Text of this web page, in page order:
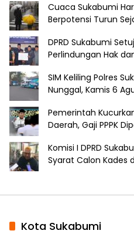
Cuaca Sukabumi
Berpotensi Turun
DPRD Sukabumi
Perlindungan Hak
SIM Keliling Polres
Nunggal, Kamis 6
Pemerintah
Daerah, Gaji PPPK
Komisi I DPRD
Syarat Calon Kades
Kota Sukabumi